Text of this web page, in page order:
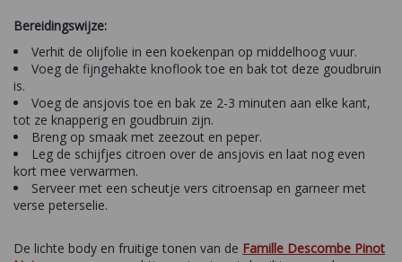
Bereidingswijze:
Verhit de olijfolie in een koekenpan op middelhoog vuur.
Voeg de fijngehakte knoflook toe en bak tot deze goudbruin
is.
Voeg de ansjovis toe en bak ze 2-3 minuten aan elke kant,
tot ze knapperig en goudbruin zijn.
Breng op smaak met zeezout en peper.
Leg de schijfjes citroen over de ansjovis en laat nog even
kort mee verwarmen.
Serveer met een scheutje vers citroensap en garneer met
verse peterselie.
De lichte body en fruitige tonen van de Famille Descombe Pinot